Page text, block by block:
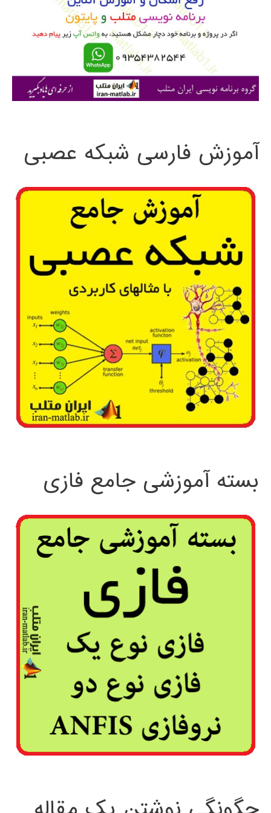
ی
آموزش فارسی شبکه عصبی
بسته آموزشی جامع فازی